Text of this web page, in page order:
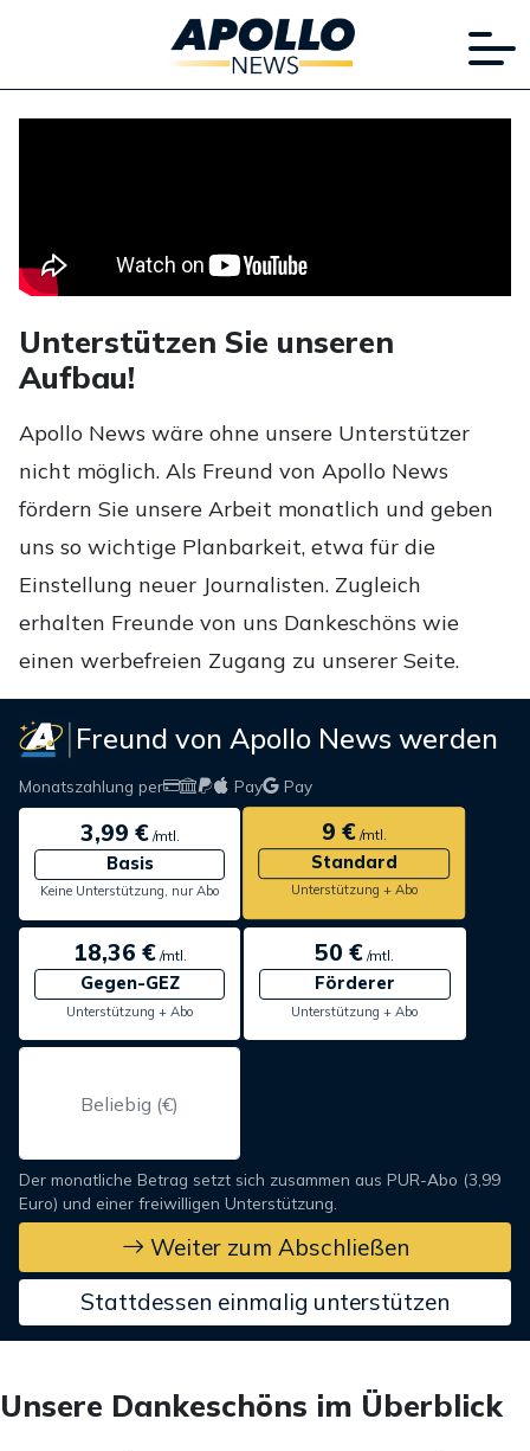
Unterstützen Sie unseren
Aufbau!
Apollo News wäre ohne unsere Unterstützer
nicht möglich. Als Freund von Apollo News
fördern Sie unsere Arbeit monatlich und geben
uns so wichtige Planbarkeit, etwa für die
Einstellung neuer Journalisten. Zugleich
erhalten Freunde von uns Dankeschöns wie
einen werbefreien Zugang zu unserer Seite.
Freund von Apollo News werden
Monatszahlung per Pay Pay
3,99 €/mtl.
Basis
Keine Unterstützung, nur Abo
9 €/mtl.
Standard
Unterstützung + Abo
18,36 €/mtl.
Gegen-GEZ
Unterstützung + Abo
50 € /mtl.
Förderer
Unterstützung + Abo
Der monatliche Betrag setzt sich zusammen aus PUR-Abo (3,99
Euro) und einer freiwilligen Unterstützung.
Weiter zum Abschließen
Stattdessen einmalig unterstützen
Unsere Dankeschöns im Überblick